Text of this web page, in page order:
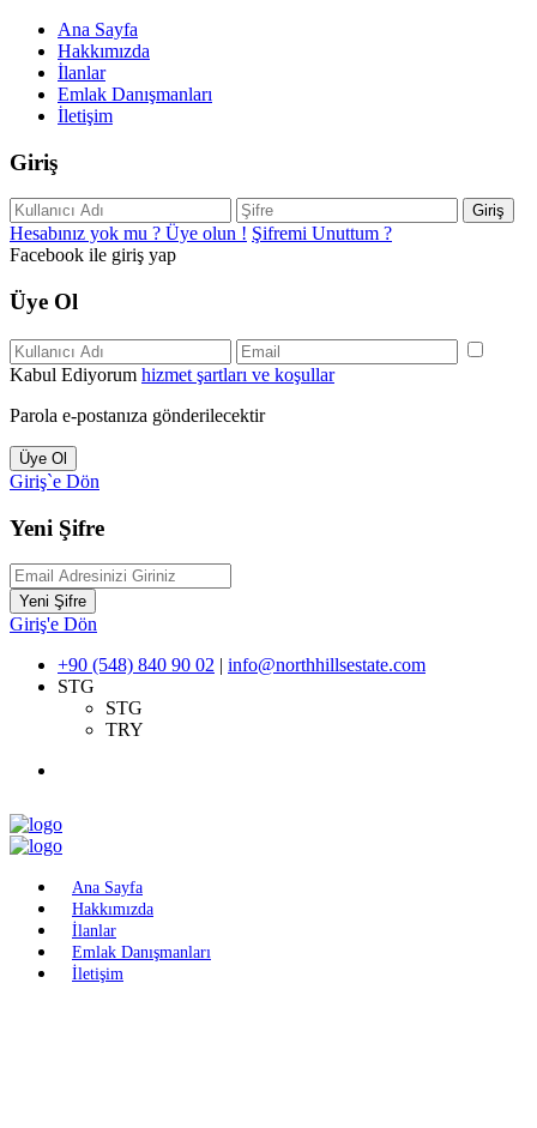
Ana Sayfa
Hakkımızda
İlanlar
Emlak Danışmanları
İletişim
Giriş
Giriş
Hesabınız yok mu ? Üye olun ! Şifremi Unuttum ?
Facebook ile giriş yap
Üye Ol
Kabul Ediyorum hizmet şartları ve koşullar
Parola e-postanıza gönderilecektir
Üye Ol
Giriş`e Dön
Yeni Şifre
Yeni Şifre
Giriş'e Dön
+90 (548) 840 90 02 | info@northhillsestate.com
STG
STG
TRY
Ana Sayfa
Hakkımızda
İlanlar
Emlak Danışmanları
İletişim